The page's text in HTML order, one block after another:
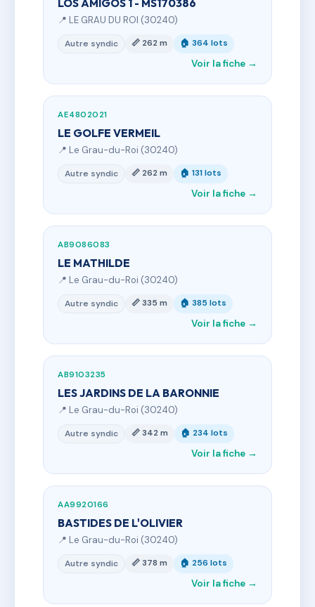
LOS AMIGOS 1 - MS170386
📍 LE GRAU DU ROI (30240)
Autre syndic 📏 262 m 🏠 364 lots
Voir la fiche →
AE4802021
LE GOLFE VERMEIL
📍 Le Grau-du-Roi (30240)
Autre syndic 📏 262 m 🏠 131 lots
Voir la fiche →
AB9086083
LE MATHILDE
📍 Le Grau-du-Roi (30240)
Autre syndic 📏 335 m 🏠 385 lots
Voir la fiche →
AB9103235
LES JARDINS DE LA BARONNIE
📍 Le Grau-du-Roi (30240)
Autre syndic 📏 342 m 🏠 234 lots
Voir la fiche →
AA9920166
BASTIDES DE L'OLIVIER
📍 Le Grau-du-Roi (30240)
Autre syndic 📏 378 m 🏠 256 lots
Voir la fiche →